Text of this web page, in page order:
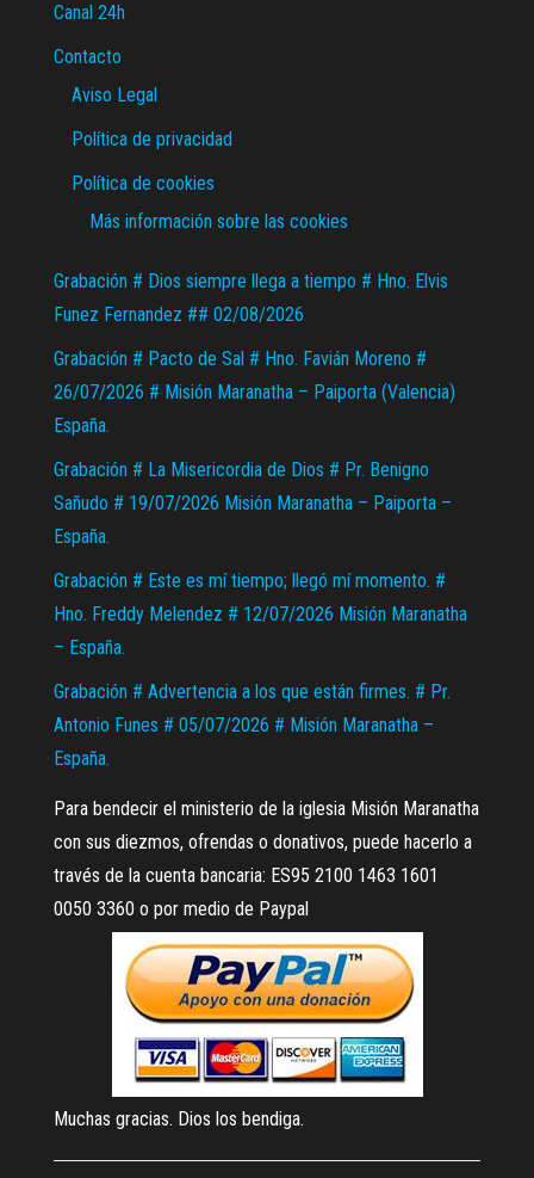
Canal 24h
Contacto
Aviso Legal
Política de privacidad
Política de cookies
Más información sobre las cookies
Grabación # Dios siempre llega a tiempo # Hno. Elvis
Funez Fernandez ## 02/08/2026
Grabación # Pacto de Sal # Hno. Favián Moreno #
26/07/2026 # Misión Maranatha – Paiporta (Valencia)
España.
Grabación # La Misericordia de Dios # Pr. Benigno
Sañudo # 19/07/2026 Misión Maranatha – Paiporta –
España.
Grabación # Este es mí tiempo; llegó mí momento. #
Hno. Freddy Melendez # 12/07/2026 Misión Maranatha
– España.
Grabación # Advertencia a los que están firmes. # Pr.
Antonio Funes # 05/07/2026 # Misión Maranatha –
España.
Para bendecir el ministerio de la iglesia Misión Maranatha
con sus diezmos, ofrendas o donativos, puede hacerlo a
través de la cuenta bancaria: ES95 2100 1463 1601
0050 3360 o por medio de Paypal
Muchas gracias. Dios los bendiga.